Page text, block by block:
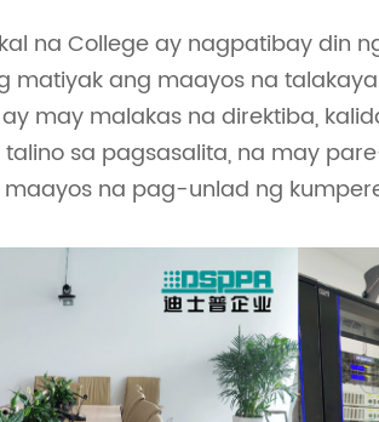
na College ay nagpatibay din
matiyak ang maayos na
may malakas na direktiba,
sa pagsasalita, na may
na pag-unlad ng